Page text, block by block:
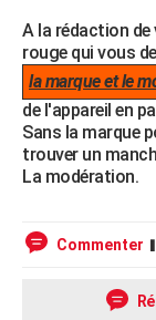
A la rédaction de
rouge qui vous
la marque et le
de l'appareil en
Sans la marque
trouver un
La modération.
Commenter